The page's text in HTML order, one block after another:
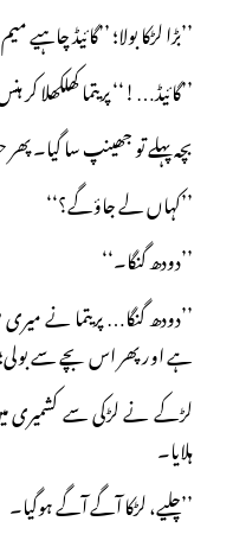
’’بڑا لڑکا بولا؛ ’’گائیڈ
’’گائیڈ…!‘‘ پریتما کھلکھلا کر
بچہ پہلے تو جھینپ سا گیا۔
’’کہاں لے جاؤگے؟‘‘
’’دودھ گنگا۔‘‘
’’دودھ گنگا… پریتما نے
ہے اور پھر اس بچے سے
لڑکے نے لڑکی سے کشمیری
ہلایا۔
’’چلیے، لڑکا آگے آگے ہوگیا۔